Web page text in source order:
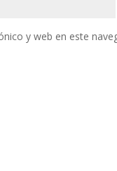
y web en este